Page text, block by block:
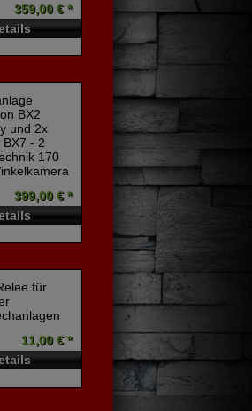
359,00 € *
BX2
und 2x
BX7 - 2
170
399,00 € *
für
11,00 € *